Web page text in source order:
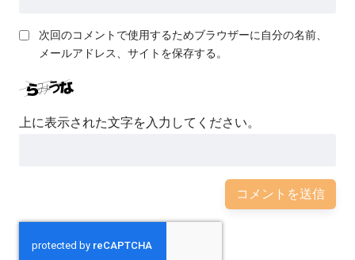
次回のコメントで使用するためブラウザーに自分の名前、
メールアドレス、サイトを保存する。
上に表示された文字を入力してください。